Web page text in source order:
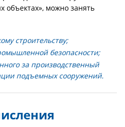
объектах», можно занять
строительству;
безопасности;
за производственный
подъемных сооружений.